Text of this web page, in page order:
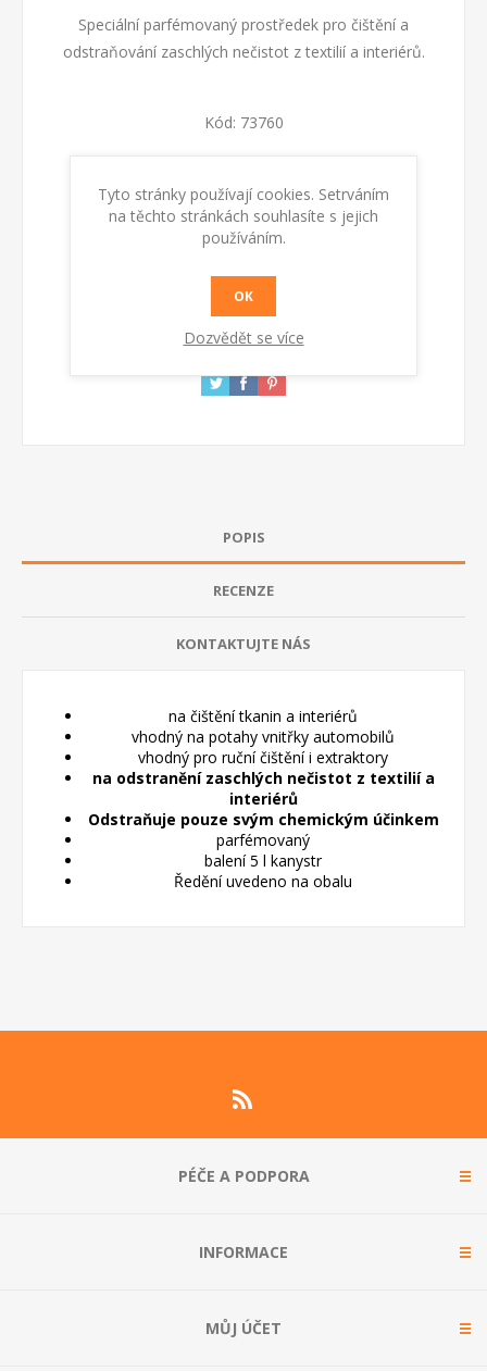
Speciální parfémovaný prostředek pro čištění a
odstraňování zaschlých nečistot z textilií a interiérů.
Kód: 73760
KOUPIT
POPIS
RECENZE
KONTAKTUJTE NÁS
na čištění tkanin a interiérů
vhodný na potahy vnitřky automobilů
vhodný pro ruční čištění i extraktory
na odstranění zaschlých nečistot z textilií a
interiérů
Odstraňuje pouze svým chemickým účinkem
parfémovaný
balení 5 l kanystr
Ředění uvedeno na obalu
PÉČE A PODPORA
INFORMACE
MŮJ ÚČET
Tyto stránky používají cookies. Setrváním
na těchto stránkách souhlasíte s jejich
používáním.
OK
Dozvědět se více